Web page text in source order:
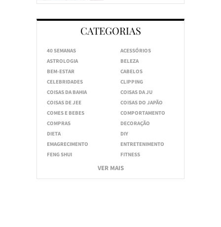
CATEGORIAS
40 SEMANAS
ACESSÓRIOS
ASTROLOGIA
BELEZA
BEM-ESTAR
CABELOS
CELEBRIDADES
CLIPPING
COISAS DA BAHIA
COISAS DA JU
COISAS DE JEE
COISAS DO JAPÃO
COMES E BEBES
COMPORTAMENTO
COMPRAS
DECORAÇÃO
DIETA
DIY
EMAGRECIMENTO
ENTRETENIMENTO
FENG SHUI
FITNESS
VER MAIS